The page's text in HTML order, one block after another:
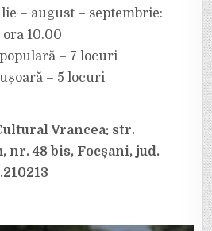
– august – septembrie:
10.00
– 7 locuri
– 5 locuri
Vrancea: str.
48 bis, Focșani, jud.